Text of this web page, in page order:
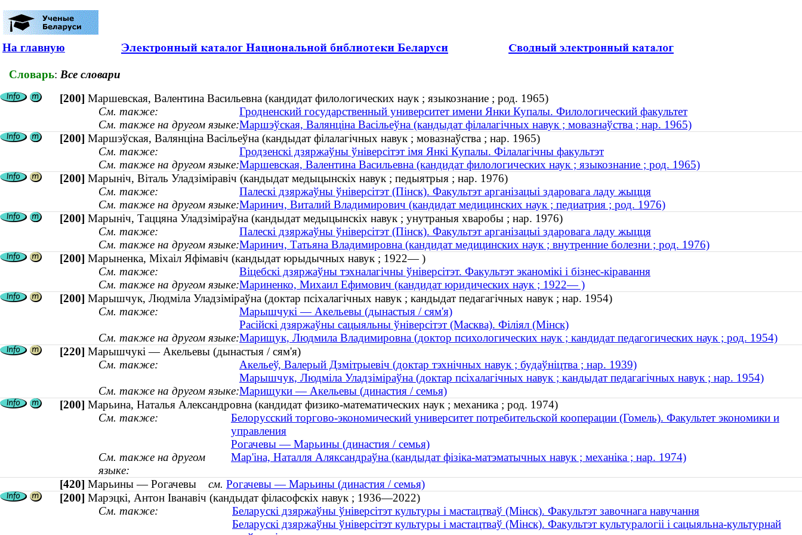
На главную
Словарь: Все словари
[200] Маршевская, Валентина Васильевна (кандидат филологических наук ; языкознание ; род. 1965)
См. также:
Гродненский государственный университет имени Янки Купалы. Филологический факультет
См. также на другом языке:Маршэўская, Валянціна Васільеўна (кандыдат філалагічных навук ; мовазнаўства ; нар. 1965)
[200] Маршэўская, Валянціна Васільеўна (кандыдат філалагічных навук ; мовазнаўства ; нар. 1965)
См. также:
Гродзенскі дзяржаўны ўніверсітэт імя Янкі Купалы. Філалагічны факультэт
См. также на другом языке:Маршевская, Валентина Васильевна (кандидат филологических наук ; языкознание ; род. 1965)
[200] Марыніч, Віталь Уладзіміравіч (кандыдат медыцынскіх навук ; педыятрыя ; нар. 1976)
См. также:
Палескі дзяржаўны ўніверсітэт (Пінск). Факультэт арганізацыі здаровага ладу жыцця
См. также на другом языке:Маринич, Виталий Владимирович (кандидат медицинских наук ; педиатрия ; род. 1976)
[200] Марыніч, Таццяна Уладзіміраўна (кандыдат медыцынскіх навук ; унутраныя хваробы ; нар. 1976)
См. также:
Палескі дзяржаўны ўніверсітэт (Пінск). Факультэт арганізацыі здаровага ладу жыцця
См. также на другом языке:Маринич, Татьяна Владимировна (кандидат медицинских наук ; внутренние болезни ; род. 1976)
[200] Марыненка, Міхаіл Яфімавіч (кандыдат юрыдычных навук ; 1922— )
См. также:
Віцебскі дзяржаўны тэхналагічны ўніверсітэт. Факультэт эканомікі і бізнес-кіравання
См. также на другом языке:Мариненко, Михаил Ефимович (кандидат юридических наук ; 1922— )
[200] Марышчук, Людміла Уладзіміраўна (доктар псіхалагічных навук ; кандыдат педагагічных навук ; нар. 1954)
См. также:
Марышчукі — Акельевы (дынастыя / сям'я)
Расійскі дзяржаўны сацыяльны ўніверсітэт (Масква). Філіял (Мінск)
См. также на другом языке:Марищук, Людмила Владимировна (доктор психологических наук ; кандидат педагогических наук ; род. 1954)
[220] Марышчукі — Акельевы (дынастыя / сям'я)
См. также:
Акельеў, Валерый Дзмітрыевіч (доктар тэхнічных навук ; будаўніцтва ; нар. 1939)
Марышчук, Людміла Уладзіміраўна (доктар псіхалагічных навук ; кандыдат педагагічных навук ; нар. 1954)
См. также на другом языке:Марищуки — Акельевы (династия / семья)
[200] Марьина, Наталья Александровна (кандидат физико-математических наук ; механика ; род. 1974)
См. также:
Белорусский торгово-экономический университет потребительской кооперации (Гомель). Факультет экономики и
управления
Рогачевы — Марьины (династия / семья)
См. также на другом
языке:
Мар'іна, Наталля Аляксандраўна (кандыдат фізіка-матэматычных навук ; механіка ; нар. 1974)
[420] Марьины — Рогачевы см. Рогачевы — Марьины (династия / семья)
[200] Марэцкі, Антон Іванавіч (кандыдат філасофскіх навук ; 1936—2022)
См. также:
Беларускі дзяржаўны ўніверсітэт культуры і мастацтваў (Мінск). Факультэт завочнага навучання
Беларускі дзяржаўны ўніверсітэт культуры і мастацтваў (Мінск). Факультэт культуралогіі і сацыяльна-культурнай